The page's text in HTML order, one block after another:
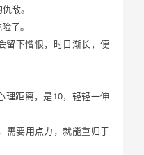
敌。
了。
留下憎恨，时日渐长，便
理距离，是10，轻轻一伸
需要用点力，就能重归于